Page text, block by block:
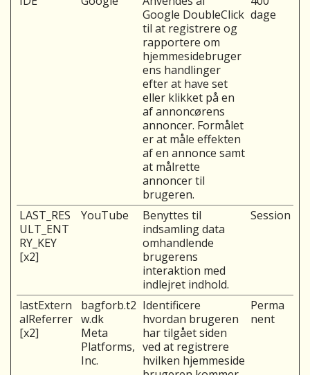
Google DoubleClick
til at registrere og
rapportere om
hjemmesidebruger
ens handlinger
efter at have set
eller klikket på en
af annoncørens
annoncer. Formålet
er at måle effekten
af en annonce samt
at målrette
annoncer til
brugeren.
dage
LAST_RES
ULT_ENT
RY_KEY
[x2]
YouTube
Benyttes til
indsamling data
omhandlende
brugerens
interaktion med
indlejret indhold.
Session
lastExtern
alReferrer
[x2]
bagforb.t2
w.dk
Meta
Platforms,
Inc.
Identificere
hvordan brugeren
har tilgået siden
ved at registrere
hvilken hjemmeside
Perma
nent